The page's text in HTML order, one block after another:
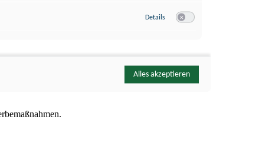
Details zu YouTube
Alles akzeptieren